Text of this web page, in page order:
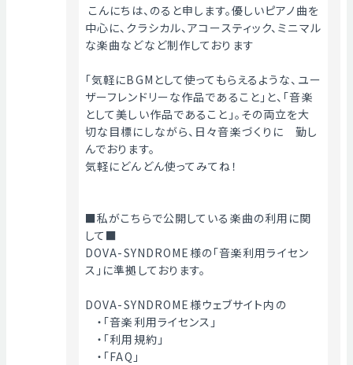
中心に、クラシカル、アコースティック、ミニマル
な楽曲などなど制作しております
「気軽にBGMとして使ってもらえるような、ユー
ザーフレンドリーな作品であること」と、「音楽
として美しい作品であること」。その両立を大
切な目標にしながら、日々音楽づくりに　勤し
んでおります。
気軽にどんどん使ってみてね！
■私がこちらで公開している楽曲の利用に関
して■
DOVA-SYNDROME様の「音楽利用ライセン
ス」に準拠しております。
DOVA-SYNDROME様ウェブサイト内の
・「音楽利用ライセンス」
・「利用規約」
・「FAQ」